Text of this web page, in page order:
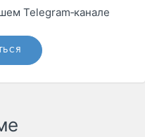
Telegram‑канале